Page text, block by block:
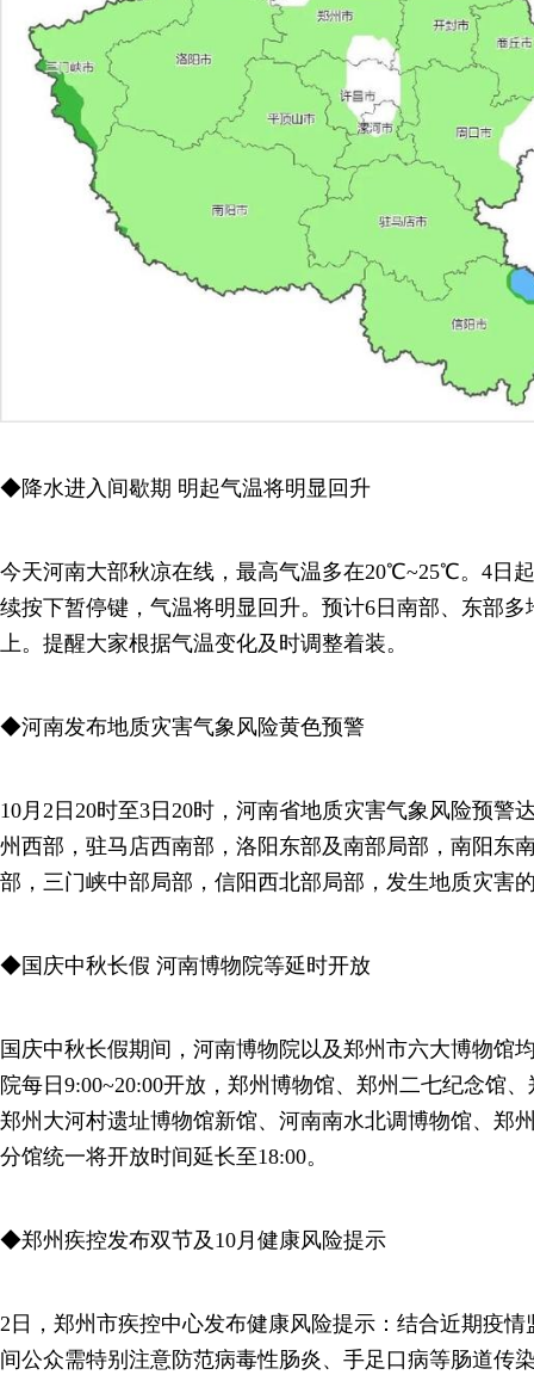
◆降水进入间歇期 明起气温将明显回升
今天河南大部秋凉在线，最高气温多在20℃~25℃。4日
续按下暂停键，气温将明显回升。预计6日南部、东部
上。提醒大家根据气温变化及时调整着装。
◆河南发布地质灾害气象风险黄色预警
10月2日20时至3日20时，河南省地质灾害气象风险预警
州西部，驻马店西南部，洛阳东部及南部局部，南阳东
部，三门峡中部局部，信阳西北部局部，发生地质灾害
◆国庆中秋长假 河南博物院等延时开放
国庆中秋长假期间，河南博物院以及郑州市六大博物馆
院每日9:00~20:00开放，郑州博物馆、郑州二七纪念馆
郑州大河村遗址博物馆新馆、河南南水北调博物馆、郑
分馆统一将开放时间延长至18:00。
◆郑州疾控发布双节及10月健康风险提示
2日，郑州市疾控中心发布健康风险提示：结合近期疫
间公众需特别注意防范病毒性肠炎、手足口病等肠道传